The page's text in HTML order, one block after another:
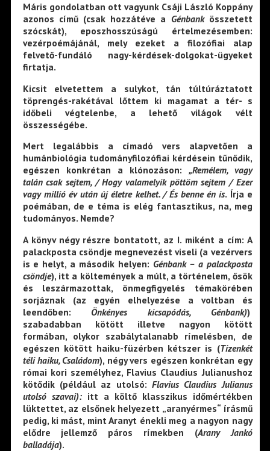
Máris gondolatban ott vagyunk Csáji László Koppány
azonos című (csak hozzátéve a Génbankösszetett
szócskát), eposzhosszúságú értelmezésemben:
vezérpoémájánál, mely ezeket a filozófiai alap
felvető-fundáló nagy-kérdések-dolgokat-ügyeket
firtatja.
Kicsit elvetettem a sulykot, tán túltúráztatott
töprengés-rakétával lőttem ki magamat a tér- s
időbeli végtelenbe, a lehető világok vélt
összességébe.
Mert legalábbis a címadó vers alapvetően a
humánbiológia tudományfilozófiai kérdésein tűnődik,
egészen konkrétan a klónozáson: „Remélem, vagy
talán csak sejtem, / Hogy valamelyik pöttöm sejtem / Ezer
vagy millió év után új életre kelhet. / És benne én is. Írja e
poémában, de e téma is elég fantasztikus, na, meg
tudományos. Nemde?
A könyv négy részre bontatott, az I. miként a cím: A
palackposta csöndje megnevezést viseli (a vezérvers
is e helyt, a második helyen: Génbank – a palackposta
csöndje), itt a költemények a múlt, a történelem, ősök
és leszármazottak, önmegfigyelés témakörében
sorjáznak (az egyén elhelyezése a voltban és
leendőben: Önkényes kicsapódás, Génbank))
szabadabban kötött illetve nagyon kötött
formában, olykor szabálytalanabb rímelésben, de
egészen kötött haiku-füzérben kétszer is (Tizenkét
téli haiku, Családom), négy vers egészen konkrétan egy
római kori személyhez, Flavius Claudius Julianushoz
kötődik (például az utolsó: Flavius Claudius Julianus
utolsó szavai):itt a költő klasszikus időmértékben
lüktettet, az elsőnek helyezett „aranyérmes“ írásmű
pedig, ki mást, mint Aranyt énekli meg a nagyon nagy
elődre jellemző páros rímekben (Arany Jankó
balladája).